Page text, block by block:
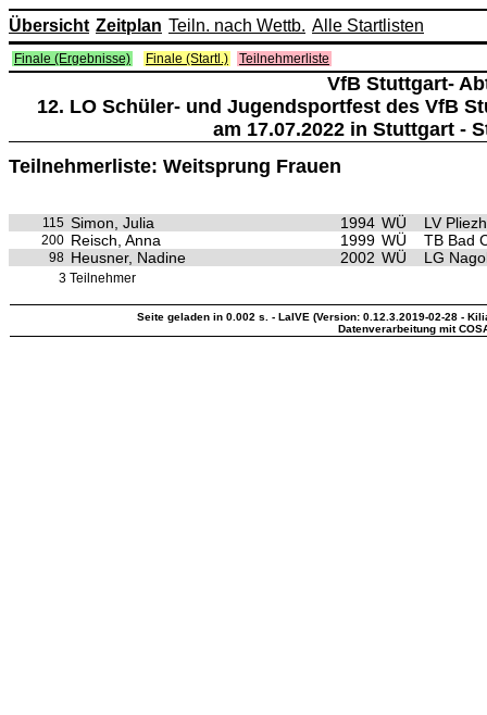
Übersicht Zeitplan Teiln. nach Wettb. Alle Startlisten
Finale (Ergebnisse) Finale (Startl.) Teilnehmerliste
VfB Stuttgart-
12. LO Schüler- und Jugendsportfest des VfB
am 17.07.2022 in Stuttgart -
Teilnehmerliste: Weitsprung Frauen
115 Simon, Julia 1994 WÜ LV
200 Reisch, Anna 1999 WÜ TB Bad
98 Heusner, Nadine 2002 WÜ LG
3 Teilnehmer
Seite geladen in 0.002 s. - LaIVE (Version: 0.12.3.2019-02-28 -
Datenverarbeitung mit